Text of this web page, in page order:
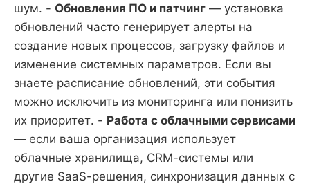
шум. - Обновления ПО и патчинг — установка
обновлений часто генерирует алерты на
создание новых процессов, загрузку файлов и
изменение системных параметров. Если вы
знаете расписание обновлений, эти события
можно исключить из мониторинга или понизить
их приоритет. - Работа с облачными сервисами
— если ваша организация использует
облачные хранилища, CRM-системы или
другие SaaS-решения, синхронизация данных с